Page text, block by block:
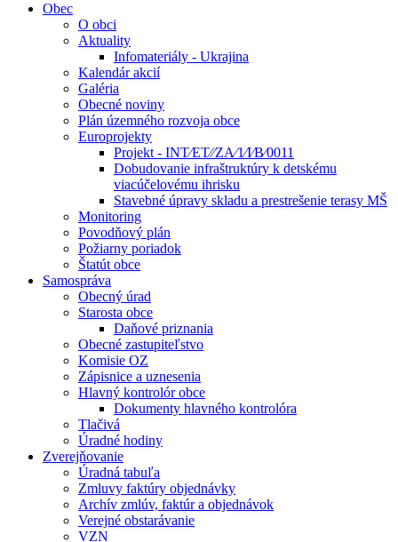
Obec
O obci
Aktuality
Infomateriály - Ukrajina
Kalendár akcií
Galéria
Obecné noviny
Plán územného rozvoja obce
Europrojekty
Projekt - INT⁄ET⁄⁄ZA⁄1⁄I⁄B⁄0011
Dobudovanie infraštruktúry k detskému
viacúčelovému ihrisku
Stavebné úpravy skladu a prestrešenie terasy MŠ
Monitoring
Povodňový plán
Požiarny poriadok
Štatút obce
Samospráva
Obecný úrad
Starosta obce
Daňové priznania
Obecné zastupiteľstvo
Komisie OZ
Zápisnice a uznesenia
Hlavný kontrolór obce
Dokumenty hlavného kontrolóra
Tlačivá
Úradné hodiny
Zverejňovanie
Úradná tabuľa
Zmluvy faktúry objednávky
Archív zmlúv, faktúr a objednávok
Verejné obstarávanie
VZN